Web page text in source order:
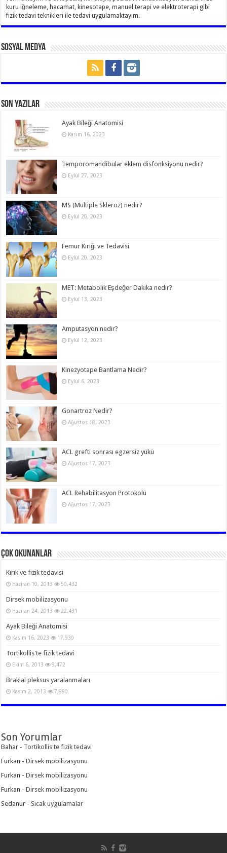
kuru iğneleme, hacamat, kinesotape, manuel terapi ve elektroterapi gibi
fizik tedavi teknikleri ile tedavi uygulamaktayım.
Sosyal Medya
Son Yazılar
Ayak Bileği Anatomisi
Kasım 16, 2023
Temporomandibular eklem disfonksiyonu nedir?
Eylül 27, 2023
MS (Multiple Skleroz) nedir?
Eylül 20, 2023
Femur Kırığı ve Tedavisi
Eylül 20, 2023
MET: Metabolik Eşdeğer Dakika nedir?
Eylül 13, 2023
Amputasyon nedir?
Eylül 12, 2023
Kinezyotape Bantlama Nedir?
Eylül 6, 2023
Gonartroz Nedir?
Ağustos 18, 2023
ACL grefti sonrası egzersiz yükü
Ağustos 17, 2023
ACL Rehabilitasyon Protokolü
Ağustos 17, 2023
Çok Okunanlar
Kırık ve fizik tedavisi
Haziran 10, 2013 50,432
Dirsek mobilizasyonu
Haziran 24, 2013 22,431
Ayak Bileği Anatomisi
Kasım 16, 2023 17,930
Tortikollis'te fizik tedavi
Ekim 6, 2013 9,472
Brakial pleksus yaralanmaları
Kasım 2, 2013 7,890
Son Yorumlar
Bahar - Tortikollis'te fizik tedavi
Furkan -Dirsek mobilizasyonu
Furkan -Dirsek mobilizasyonu
Furkan -Dirsek mobilizasyonu
Sedanur -Sıcak uygulamalar